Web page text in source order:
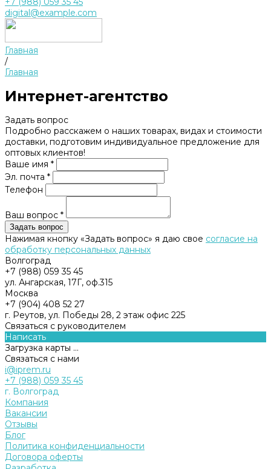
digital@example.com
Главная
/
Главная
Интернет-агентство
Задать вопрос
Подробно расскажем о наших товарах, видах и стоимости
доставки, подготовим индивидуальное предложение для
оптовых клиентов!
Ваше имя *
Эл. почта *
Телефон
Ваш вопрос *
Нажимая кнопку «Задать вопрос» я даю свое согласие на
обработку персональных данных
Волгоград
+7 (988) 059 35 45
ул. Ангарская, 17Г, оф.315
Москва
+7 (904) 408 52 27
г. Реутов, ул. Победы 28, 2 этаж офис 225
Связаться с руководителем
Написать
Загрузка карты ...
Связаться с нами
i@iprem.ru
+7 (988) 059 35 45
г. Волгоград
Компания
Вакансии
Отзывы
Блог
Политика конфиденциальности
Договора оферты